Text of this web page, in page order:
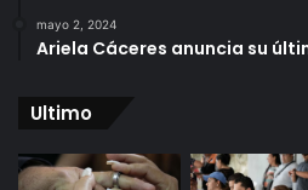
mayo 2, 2024
Ariela Cáceres anuncia su
Ultimo